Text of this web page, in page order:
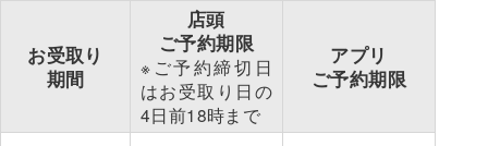
お受取り
期間
店頭
ご予約期限
※ご予約締切日
はお受取り日の
4日前18時まで
アプリ
ご予約期限